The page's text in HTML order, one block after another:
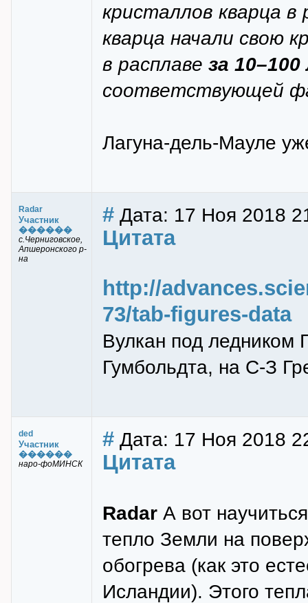
кристаллов кварца в
кварца начали свою
в расплаве за
соответствующей
Лагуна-дель-Мауле
Radar
Участник
������
с.Черниговское,
Апшеронского р-
на
# Дата: 17 Ноя 2018
Цитата
http://
73/tab-figures-data
Вулкан под ледником
Гумбольдта, на С-З
ded
Участник
������
наро-фоМИНСК
# Дата: 17 Ноя 2018
Цитата
Radar А вот
тепло Земли на
обогрева (как это
Исландии). Этого